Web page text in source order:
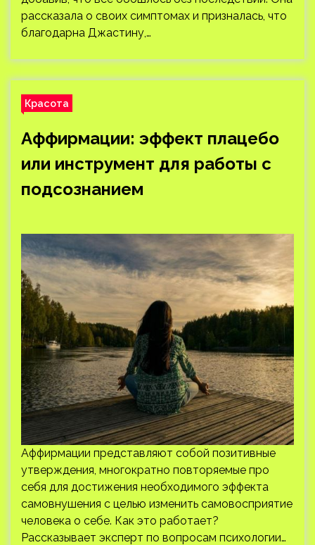
рассказала о своих симптомах и призналась, что
благодарна Джастину,…
Красота
Аффирмации: эффект плацебо
или инструмент для работы с
подсознанием
Аффирмации представляют собой позитивные
утверждения, многократно повторяемые про
себя для достижения необходимого эффекта
самовнушения с целью изменить самовосприятие
человека о себе. Как это работает?
Рассказывает эксперт по вопросам психологии…